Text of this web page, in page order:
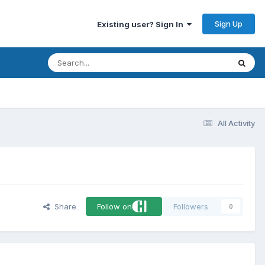
Existing user? Sign In Sign Up
All Activity
Share Follow on Followers 0